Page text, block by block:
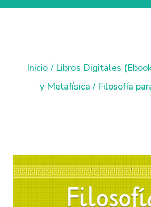
Inicio/ Libros Digitales
y Metafísica / Filosofía